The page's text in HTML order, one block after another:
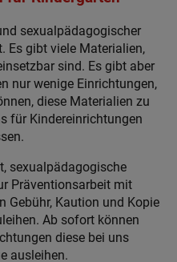
sexualpädagogischer
Es gibt viele Materialien,
sind. Es gibt aber
nur wenige Einrichtungen,
diese Materialien zu
für Kindereinrichtungen
sexualpädagogische
Präventionsarbeit mit
Gebühr, Kaution und Kopie
Ab sofort können
diese bei uns
ausleihen.